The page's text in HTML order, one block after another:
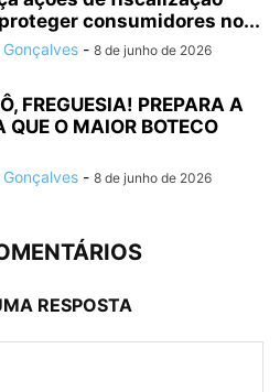
consumidores no...
- 8 de junho de 2026
FREGUESIA! PREPARA A
QUE O MAIOR BOTECO
- 8 de junho de 2026
RESPOSTA